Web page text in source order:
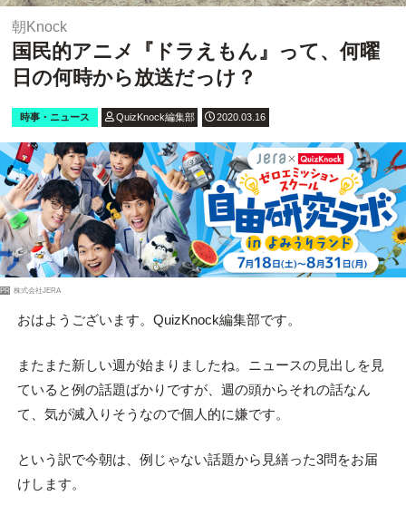
朝Knock
国民的アニメ『ドラえもん』って、何曜
日の何時から放送だっけ？
時事・ニュース QuizKnock編集部 2020.03.16
PR 株式会社JERA
おはようございます。QuizKnock編集部です。
またまた新しい週が始まりましたね。ニュースの見出しを見
ていると例の話題ばかりですが、週の頭からそれの話なん
て、気が滅入りそうなので個人的に嫌です。
という訳で今朝は、例じゃない話題から見繕った3問をお届
けします。